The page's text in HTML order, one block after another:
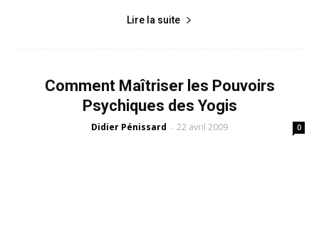
Lire la suite
Comment Maîtriser les Pouvoirs
Psychiques des Yogis
Didier Pénissard - 22 avril 2009 0